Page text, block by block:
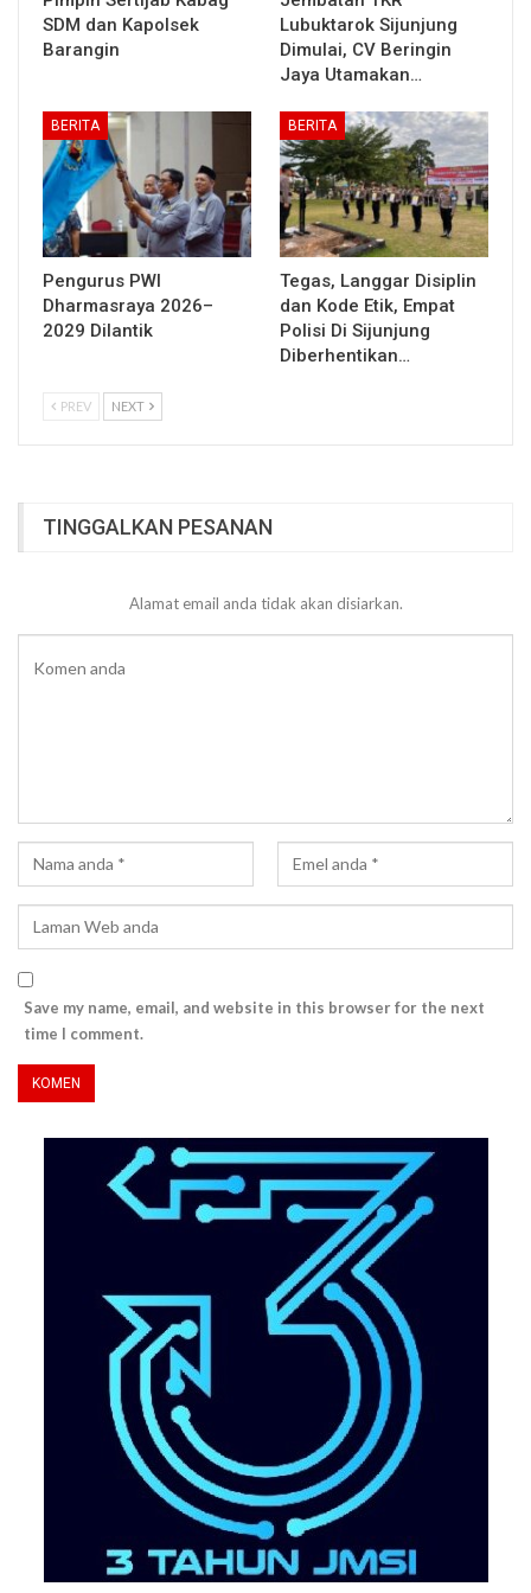
SDM dan Kapolsek
Barangin
Lubuktarok Sijunjung
Dimulai, CV Beringin
Jaya Utamakan…
BERITA
Pengurus PWI
Dharmasraya 2026–
2029 Dilantik
BERITA
Tegas, Langgar Disiplin
dan Kode Etik, Empat
Polisi Di Sijunjung
Diberhentikan…
PREV NEXT
TINGGALKAN PESANAN
Alamat email anda tidak akan disiarkan.
Save my name, email, and website in this browser for the next
time I comment.